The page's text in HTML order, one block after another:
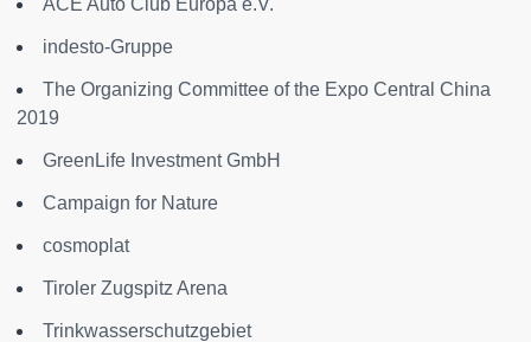
indesto-Gruppe
The Organizing Committee of the Expo Central China
2019
GreenLife Investment GmbH
Campaign for Nature
cosmoplat
Tiroler Zugspitz Arena
Trinkwasserschutzgebiet